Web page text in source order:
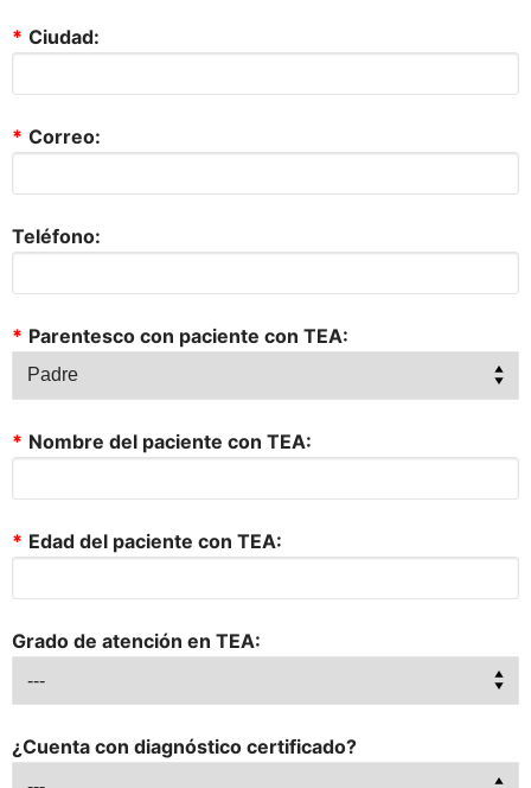
* Ciudad:
* Correo:
Teléfono:
* Parentesco con paciente con TEA:
* Nombre del paciente con TEA:
* Edad del paciente con TEA:
Grado de atención en TEA:
¿Cuenta con diagnóstico certificado?